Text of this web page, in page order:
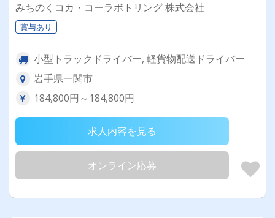
みちのくコカ・コーラボトリング 株式会社
賞与あり
小型トラックドライバー, 軽貨物配送ドライバー
岩手県一関市
184,800円～184,800円
求人内容を見る
オンライン応募